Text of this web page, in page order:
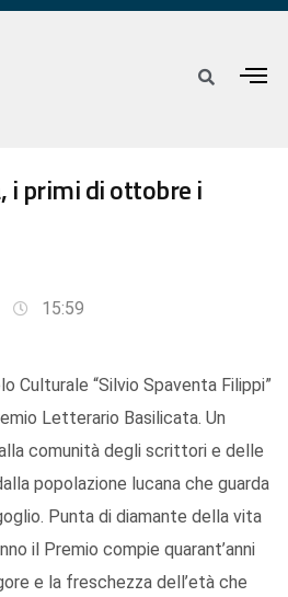
i primi di ottobre i
15:59
Culturale “Silvio Spaventa Filippi”
Letterario Basilicata. Un
comunità degli scrittori e delle
popolazione lucana che guarda
Punta di diamante della vita
il Premio compie quarant’anni
e la freschezza dell’età che